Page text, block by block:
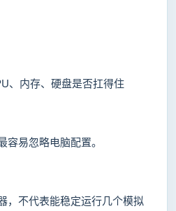
、内存、硬盘是否扛得住
易忽略电脑配置。
，不代表能稳定运行几个模拟